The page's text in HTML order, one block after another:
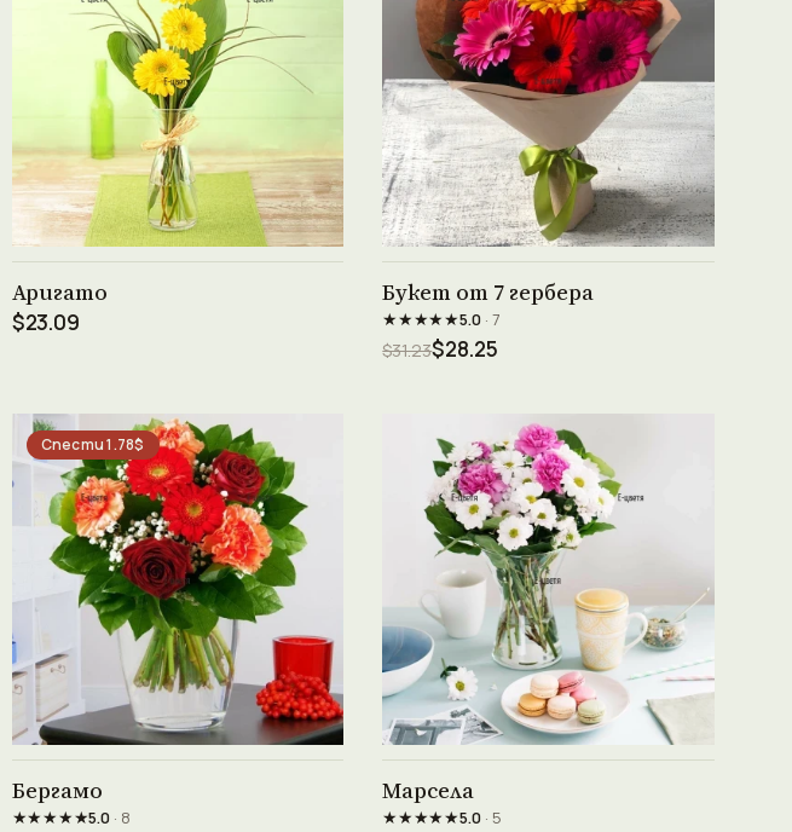
Аригато
$23.09
Букет от 7 гербера
★★★★★5.0· 7
$31.23$28.25
Спести 1.78$
Бергамо
★★★★★5.0 · 8
Марсела
★★★★★5.0· 5